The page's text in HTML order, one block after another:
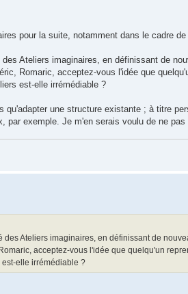
pour la suite, notamment dans le cadre
Ateliers imaginaires, en définissant de
Romaric, acceptez-vous l'idée que
est-elle irrémédiable ?
qu'adapter une structure existante ; à titre
par exemple. Je m'en serais voulu de ne
Ateliers imaginaires, en définissant de
acceptez-vous l'idée que quelqu'un
est-elle irrémédiable ?